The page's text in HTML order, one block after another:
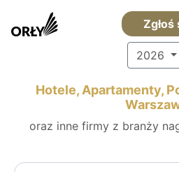
Zgłoś
2026
Hotele, Apartamenty,
oraz inne firmy z branży